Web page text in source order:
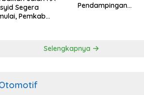
Segera
Pemkab
Pendampingan
Selengkapnya